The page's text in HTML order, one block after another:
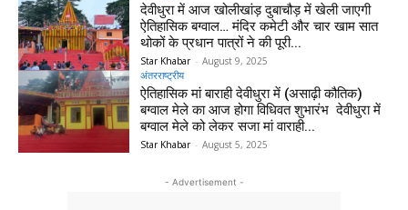
देवीधुरा में आज खोलीखांड़ दुबाचौड़ में खेली जाएगी
ऐतिहासिक बग्वाल… मंदिर कमेटी और चार खाम सात
थोकों के प्रधान पात्रों ने की पूरी...
Star Khabar - August 9, 2025
अंतरराष्ट्रीय
ऐतिहासिक मां बाराही देवीधुरा में (असाढ़ी कौतिक)
बग्वाल मेले का आज होगा विधिवत शुभारंभ देवीधुरा में
बग्वाल मेले को लेकर सजा मां वाराही...
Star Khabar - August 5, 2025
- Advertisement -